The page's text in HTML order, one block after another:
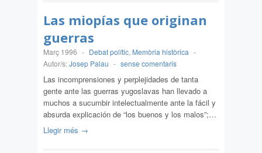
Las miopías que originan
guerras
Març 1996 - Debat polític, Memòria històrica -
Autor/s:Josep Palau - sense comentaris
Las incomprensiones y perplejidades de tanta
gente ante las guerras yugoslavas han llevado a
muchos a sucumbir intelectualmente ante la fácil y
absurda explicación de “los buenos y los malos”;…
Llegir més →